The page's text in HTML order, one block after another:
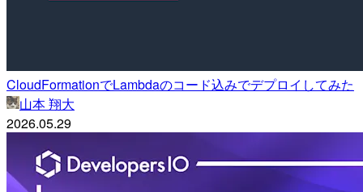
CloudFormationでLambdaのコード込みでデプロイしてみた
山本 翔大
2026.05.29